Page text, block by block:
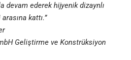
devam ederek hijyenik dizaynlı
kattı.”
Geliştirme ve Konstrüksiyon